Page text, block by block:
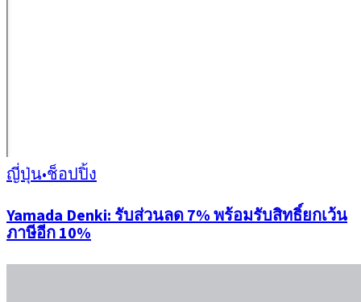
ญี่ปุ่น•ช็อปปิ้ง
Yamada Denki: รับส่วนลด 7% พร้อมรับสิทธิ์ยกเว้น
ภาษีอีก 10%